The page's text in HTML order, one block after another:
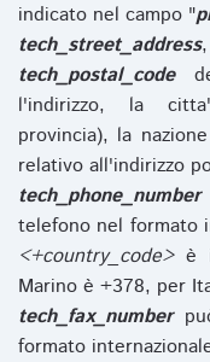
indicato nel campo "
tech_street_address
tech_postal_code
l'indirizzo, la
provincia), la
relativo all'indirizzo
tech_phone_number
telefono nel formato
<+country_code>è il
Marino è +378, per
tech_fax_number
formato